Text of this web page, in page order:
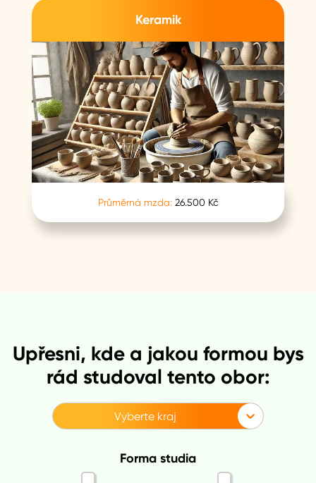
Keramik
Průměrná mzda: 26.500 Kč
Upřesni, kde a jakou formou bys
rád studoval tento obor:
Vyberte kraj
Forma studia